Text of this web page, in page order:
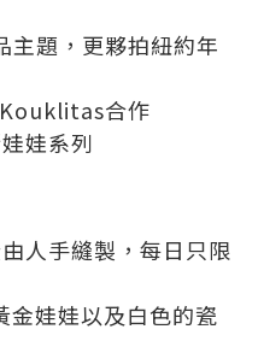
題，更夥拍紐約年
合作
娃系列
人手縫製，每日只限
金娃娃以及白色的瓷